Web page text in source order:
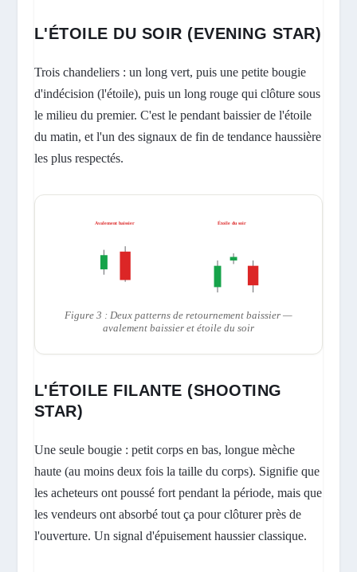
L'ÉTOILE DU SOIR (EVENING STAR)
Trois chandeliers : un long vert, puis une petite bougie
d'indécision (l'étoile), puis un long rouge qui clôture sous
le milieu du premier. C'est le pendant baissier de l'étoile
du matin, et l'un des signaux de fin de tendance haussière
les plus respectés.
Avalement baissier Étoile du soir
Figure 3 : Deux patterns de retournement baissier —
avalement baissier et étoile du soir
L'ÉTOILE FILANTE (SHOOTING
STAR)
Une seule bougie : petit corps en bas, longue mèche
haute (au moins deux fois la taille du corps). Signifie que
les acheteurs ont poussé fort pendant la période, mais que
les vendeurs ont absorbé tout ça pour clôturer près de
l'ouverture. Un signal d'épuisement haussier classique.